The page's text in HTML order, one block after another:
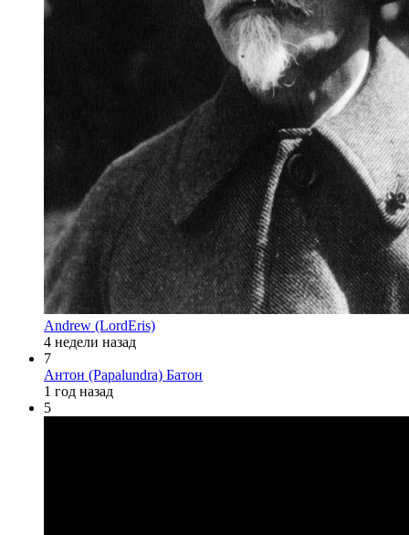
Andrew (LordEris)
4 недели назад
7
Антон (Papalundra) Батон
1 год назад
5